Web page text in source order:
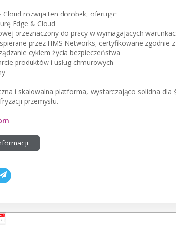
Cloud rozwija ten dorobek, oferując:
Edge & Cloud
przeznaczony do pracy w wymagających
przez HMS Networks, certyfikowane zgodnie z
cyklem życia bezpieczeństwa
produktów i usług chmurowych
i skalowalna platforma, wystarczająco solidna
przemysłu.